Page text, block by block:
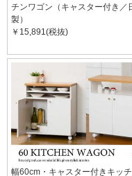
チンワゴン（キャスター付き／
製）
￥15,891(税抜)
幅60cm・キャスター付きキッ